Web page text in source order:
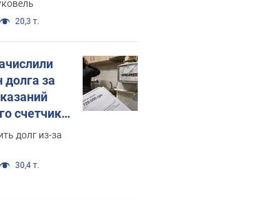
20,3 т.
долга за
счетчика:
решение
долг из-за
30,4 т.